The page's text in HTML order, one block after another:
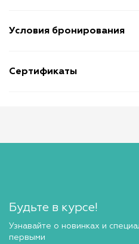
Условия бронирования
Сертификаты
Будьте в курсе!
Узнавайте о новинках и
первыми